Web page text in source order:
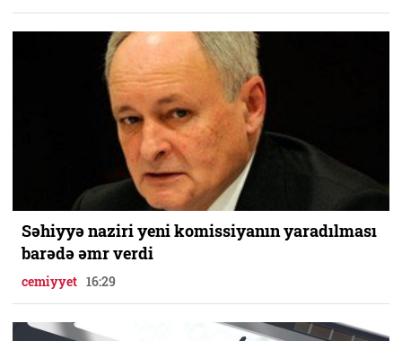
Səhiyyə naziri yeni komissiyanın yaradılması
barədə əmr verdi
cemiyyet 16:29